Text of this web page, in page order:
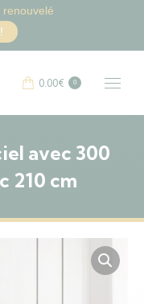
0.00€ 0
avec 300
210 cm
renouvelé